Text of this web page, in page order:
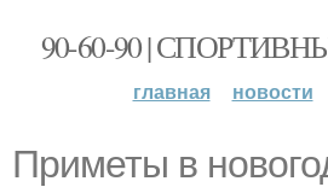
90-60-90 |
главная новости
Приметы в